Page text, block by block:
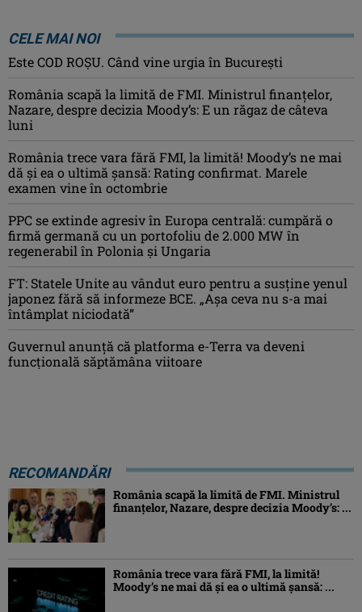
CELE MAI NOI
Este COD ROŞU. Când vine urgia în Bucureşti
România scapă la limită de FMI. Ministrul finanțelor,
Nazare, despre decizia Moody’s: E un răgaz de câteva
luni
România trece vara fără FMI, la limită! Moody’s ne mai
dă și ea o ultimă șansă: Rating confirmat. Marele
examen vine în octombrie
PPC se extinde agresiv în Europa centrală: cumpără o
firmă germană cu un portofoliu de 2.000 MW în
regenerabil în Polonia și Ungaria
FT: Statele Unite au vândut euro pentru a susține yenul
japonez fără să informeze BCE. „Așa ceva nu s-a mai
întâmplat niciodată”
Guvernul anunță că platforma e-Terra va deveni
funcţională săptămâna viitoare
RECOMANDĂRI
România scapă la limită de FMI. Ministrul
finanțelor, Nazare, despre decizia Moody’s: ...
România trece vara fără FMI, la limită!
Moody’s ne mai dă și ea o ultimă șansă: ...